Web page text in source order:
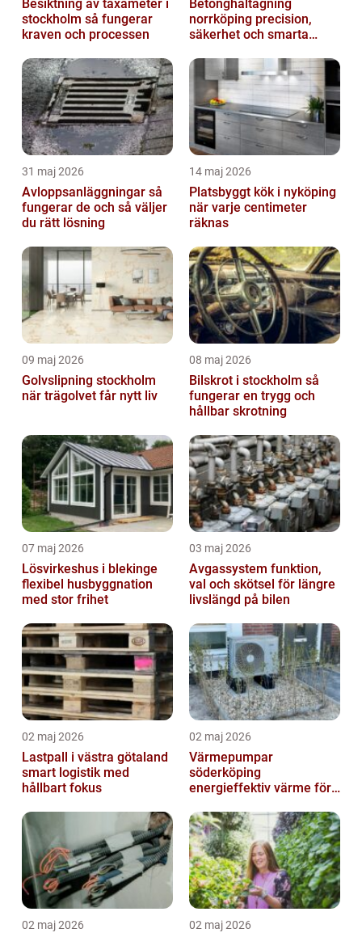
Besiktning av taxameter i
stockholm så fungerar
kraven och processen
Betonghåltagning
norrköping precision,
säkerhet och smarta
31 maj 2026
Avloppsanläggningar så
fungerar de och så väljer
du rätt lösning
14 maj 2026
Platsbyggt kök i nyköping
när varje centimeter
räknas
09 maj 2026
Golvslipning stockholm
när trägolvet får nytt liv
08 maj 2026
Bilskrot i stockholm så
fungerar en trygg och
hållbar skrotning
07 maj 2026
Lösvirkeshus i blekinge
flexibel husbyggnation
med stor frihet
03 maj 2026
Avgassystem funktion,
val och skötsel för längre
livslängd på bilen
02 maj 2026
Lastpall i västra götaland
smart logistik med
hållbart fokus
02 maj 2026
Värmepumpar
söderköping
energieffektiv värme för
02 maj 2026 02 maj 2026